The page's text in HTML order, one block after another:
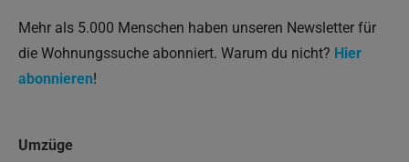
Mehr als 5.000 Menschen haben unseren Newsletter für
die Wohnungssuche abonniert. Warum du nicht? Hier
abonnieren!
Umzüge